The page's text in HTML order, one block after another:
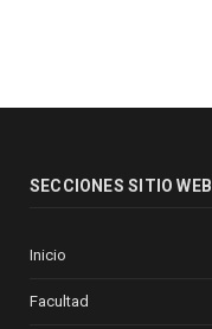
SECCIONES SITIO WEB
Inicio
Facultad